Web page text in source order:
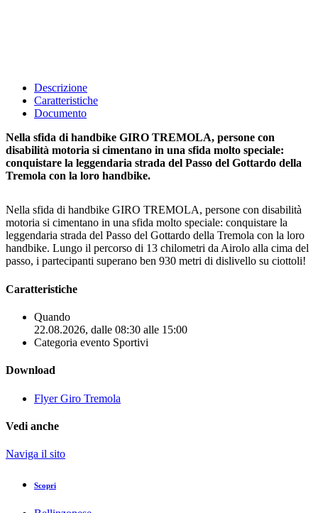
Descrizione
Caratteristiche
Documento
Nella sfida di handbike GIRO TREMOLA, persone con
disabilità motoria si cimentano in una sfida molto speciale:
conquistare la leggendaria strada del Passo del Gottardo della
Tremola con la loro handbike.
Nella sfida di handbike GIRO TREMOLA, persone con disabilità
motoria si cimentano in una sfida molto speciale: conquistare la
leggendaria strada del Passo del Gottardo della Tremola con la loro
handbike. Lungo il percorso di 13 chilometri da Airolo alla cima del
passo, i partecipanti superano ben 930 metri di dislivello su ciottoli!
Caratteristiche
Quando
22.08.2026, dalle 08:30 alle 15:00
Categoria evento Sportivi
Download
Flyer Giro Tremola
Vedi anche
Naviga il sito
Scopri